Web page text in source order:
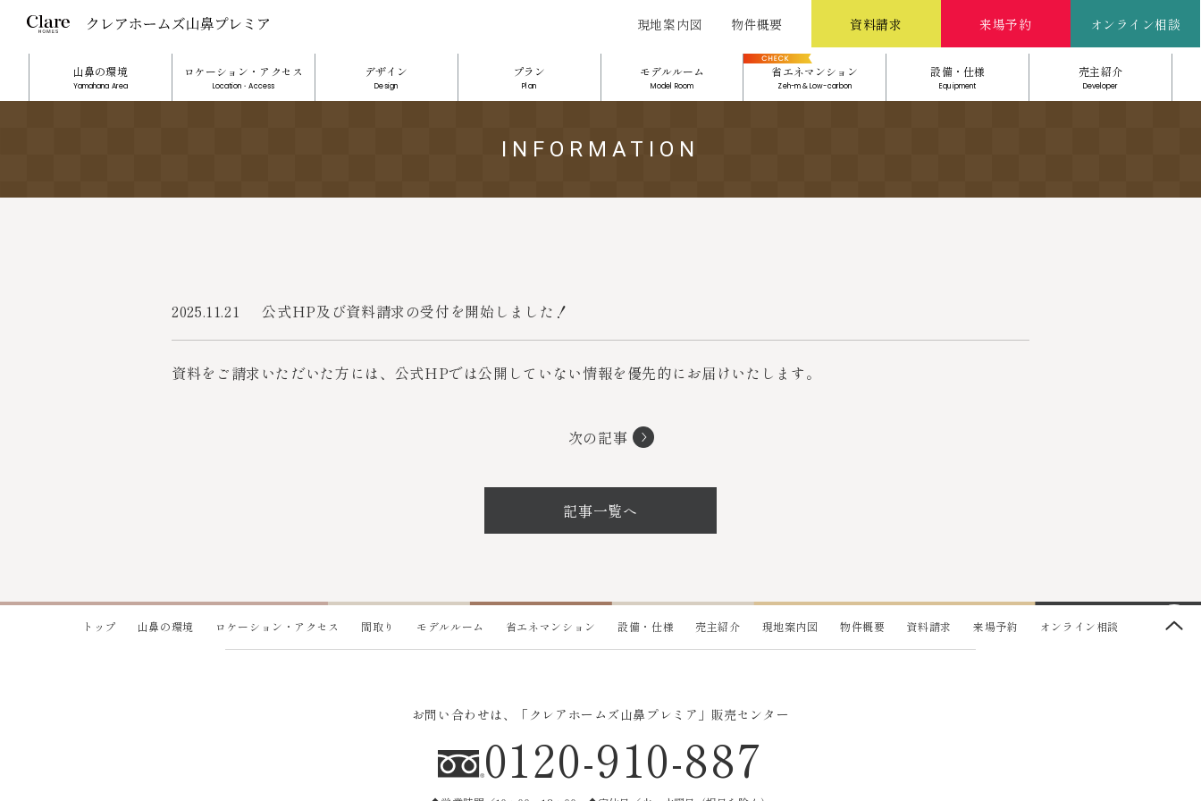
現地案内図 物件概要 資料請求 来場予約 オンライン相談
山鼻の環境
Yamahana Area
ロケーション・アクセス
Location・Access
デザイン
Design
プラン
Plan
モデルルーム
Model Room
省エネマンション
Zeh-m & Low-carbon
設備・仕様
Equipment
売主紹介
Developer
INFORMATION
2025.11.21 公式HP及び資料請求の受付を開始しました！
資料をご請求いただいた方には、公式HPでは公開していない情報を優先的にお届けいたします。
次の記事
記事一覧へ
トップ 山鼻の環境 ロケーション・アクセス 間取り モデルルーム 省エネマンション 設備・仕様 売主紹介 現地案内図 物件概要 資料請求 来場予約 オンライン相談
お問い合わせは、 「クレアホームズ山鼻プレミア」販売センター
0120-910-887